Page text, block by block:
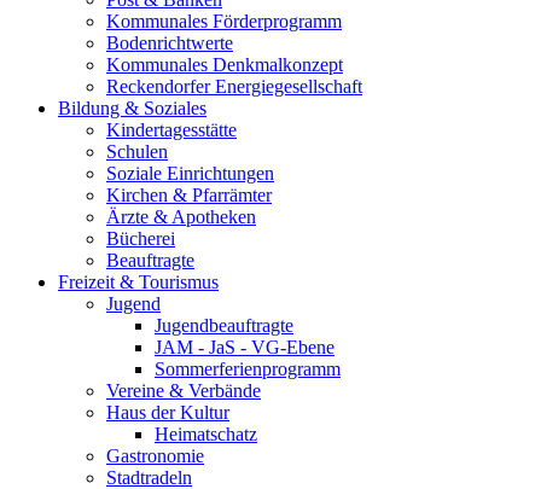
Kommunales Förderprogramm
Bodenrichtwerte
Kommunales Denkmalkonzept
Reckendorfer Energiegesellschaft
Bildung & Soziales
Kindertagesstätte
Schulen
Soziale Einrichtungen
Kirchen & Pfarrämter
Ärzte & Apotheken
Bücherei
Beauftragte
Freizeit & Tourismus
Jugend
Jugendbeauftragte
JAM - JaS - VG-Ebene
Sommerferienprogramm
Vereine & Verbände
Haus der Kultur
Heimatschatz
Gastronomie
Stadtradeln